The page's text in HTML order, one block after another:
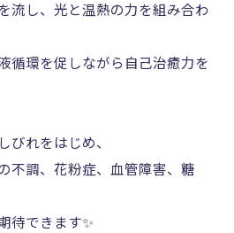
流し、光と温熱の力を組み合わ
循環を促しながら自己治癒力を
びれをはじめ、
不調、花粉症、血管障害、糖
待できます✨